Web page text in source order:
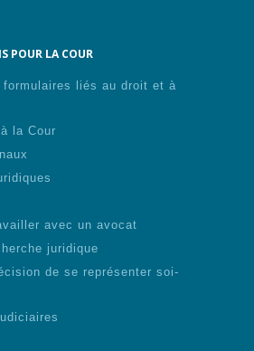
POUR LA COUR
formulaires liés au droit et à
la Cour
avec un avocat
juridique
de se représenter soi-